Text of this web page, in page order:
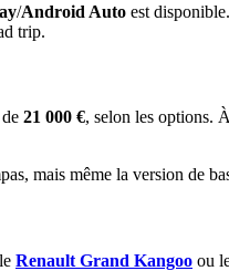
/Android Auto est
trip.
21 000 €, selon les options.
mais même la version de
Renault Grand Kangoo ou